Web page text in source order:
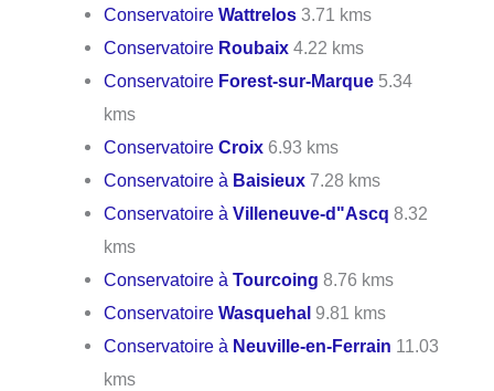
ConservatoireWattrelos 3.71 kms
Conservatoire Roubaix 4.22 kms
Conservatoire Forest-sur-Marque 5.34
kms
ConservatoireCroix 6.93 kms
Conservatoire à Baisieux 7.28 kms
Conservatoire àVilleneuve-d"Ascq 8.32
kms
Conservatoire àTourcoing 8.76 kms
ConservatoireWasquehal 9.81 kms
Conservatoire à Neuville-en-Ferrain 11.03
kms